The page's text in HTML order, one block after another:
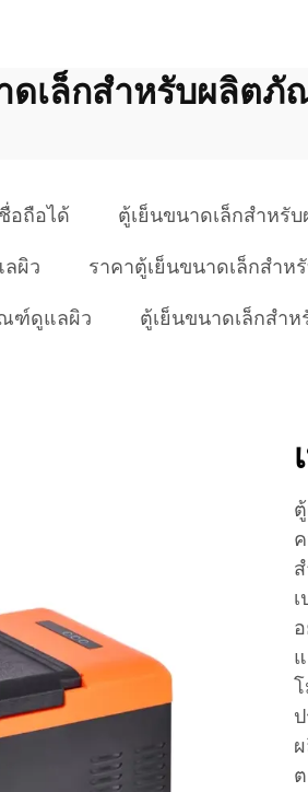
ดเล็กสำหรับผลิต
อถือได้ ตู้เย็นขนาดเล็กสำห
ผิว ราคาตู้เย็นขนาดเล็กสำ
ณฑ์ดูแลผิว ตู้เย็นขนาดเล็กสำ